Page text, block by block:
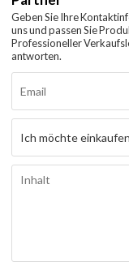
Geben Sie Ihre
uns und passen Sie
Professioneller
antworten.